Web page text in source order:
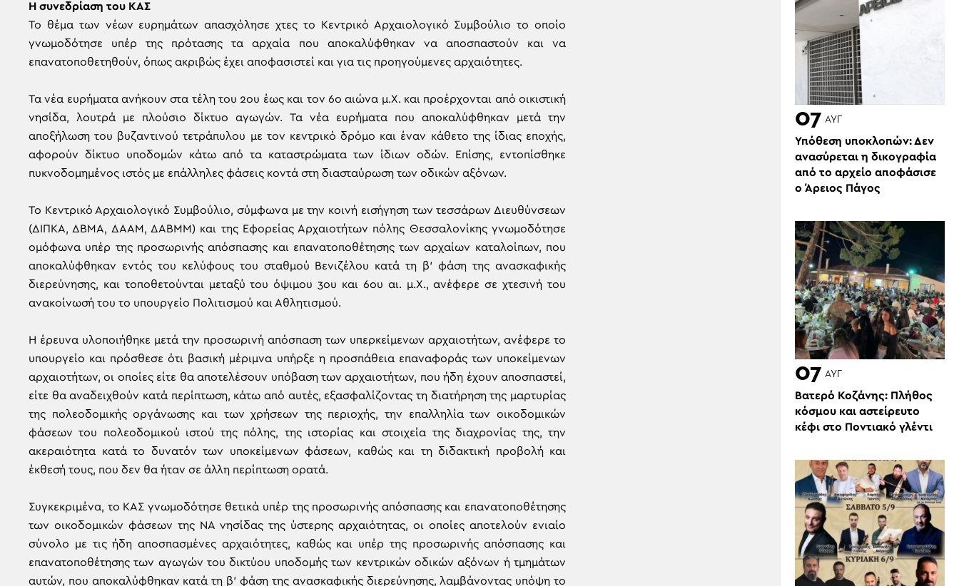
Η συνεδρίαση του ΚΑΣ
Το θέμα των νέων ευρημάτων απασχόλησε χτες το Κεντρικό Αρχαιολογικό Συμβούλιο το οποίο
γνωμοδότησε υπέρ της πρότασης τα αρχαία που αποκαλύφθηκαν να αποσπαστούν και να
επανατοποθετηθούν, όπως ακριβώς έχει αποφασιστεί και για τις προηγούμενες αρχαιότητες.
Τα νέα ευρήματα ανήκουν στα τέλη του 2ου έως και τον 6ο αιώνα μ.Χ. και προέρχονται από οικιστική
νησίδα, λουτρά με πλούσιο δίκτυο αγωγών. Τα νέα ευρήματα που αποκαλύφθηκαν μετά την
αποξήλωση του βυζαντινού τετράπυλου με τον κεντρικό δρόμο και έναν κάθετο της ίδιας εποχής,
αφορούν δίκτυο υποδομών κάτω από τα καταστρώματα των ίδιων οδών. Επίσης, εντοπίσθηκε
πυκνοδομημένος ιστός με επάλληλες φάσεις κοντά στη διασταύρωση των οδικών αξόνων.
Το Κεντρικό Αρχαιολογικό Συμβούλιο, σύμφωνα με την κοινή εισήγηση των τεσσάρων Διευθύνσεων
(ΔΙΠΚΑ, ΔΒΜΑ, ΔΑΑΜ, ΔΑΒΜΜ) και της Εφορείας Αρχαιοτήτων πόλης Θεσσαλονίκης γνωμοδότησε
ομόφωνα υπέρ της προσωρινής απόσπασης και επανατοποθέτησης των αρχαίων καταλοίπων, που
αποκαλύφθηκαν εντός του κελύφους του σταθμού Βενιζέλου κατά τη β’ φάση της ανασκαφικής
διερεύνησης, και τοποθετούνται μεταξύ του όψιμου 3ου και 6ου αι. μ.Χ., ανέφερε σε χτεσινή του
ανακοίνωσή του το υπουργείο Πολιτισμού και Αθλητισμού.
Η έρευνα υλοποιήθηκε μετά την προσωρινή απόσπαση των υπερκείμενων αρχαιοτήτων, ανέφερε το
υπουργείο και πρόσθεσε ότι βασική μέριμνα υπήρξε η προσπάθεια επαναφοράς των υποκείμενων
αρχαιοτήτων, οι οποίες είτε θα αποτελέσουν υπόβαση των αρχαιοτήτων, που ήδη έχουν αποσπαστεί,
είτε θα αναδειχθούν κατά περίπτωση, κάτω από αυτές, εξασφαλίζοντας τη διατήρηση της μαρτυρίας
της πολεοδομικής οργάνωσης και των χρήσεων της περιοχής, την επαλληλία των οικοδομικών
φάσεων του πολεοδομικού ιστού της πόλης, της ιστορίας και στοιχεία της διαχρονίας της, την
ακεραιότητα κατά το δυνατόν των υποκείμενων φάσεων, καθώς και τη διδακτική προβολή και
έκθεσή τους, που δεν θα ήταν σε άλλη περίπτωση ορατά.
Συγκεκριμένα, το ΚΑΣ γνωμοδότησε θετικά υπέρ της προσωρινής απόσπασης και επανατοποθέτησης
των οικοδομικών φάσεων της ΝΑ νησίδας της ύστερης αρχαιότητας, οι οποίες αποτελούν ενιαίο
σύνολο με τις ήδη αποσπασμένες αρχαιότητες, καθώς και υπέρ της προσωρινής απόσπασης και
επανατοποθέτησης των αγωγών του δικτύου υποδομής των κεντρικών οδικών αξόνων ή τμημάτων
αυτών, που αποκαλύφθηκαν κατά τη β’ φάση της ανασκαφικής διερεύνησης, λαμβάνοντας υπόψη το
07 ΑΥΓ
Υπόθεση υποκλοπών: Δεν
ανασύρεται η δικογραφία
από το αρχείο αποφάσισε
ο Άρειος Πάγος
07 ΑΥΓ
Βατερό Κοζάνης: Πλήθος
κόσμου και αστείρευτο
κέφι στο Ποντιακό γλέντι